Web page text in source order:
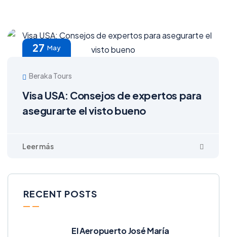
27 May
Beraka Tours
Visa USA: Consejos de expertos para
asegurarte el visto bueno
RECENT POSTS
El Aeropuerto José María